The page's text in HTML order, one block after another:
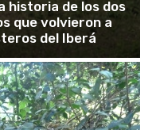
historia de los dos
que volvieron a
del Iberá